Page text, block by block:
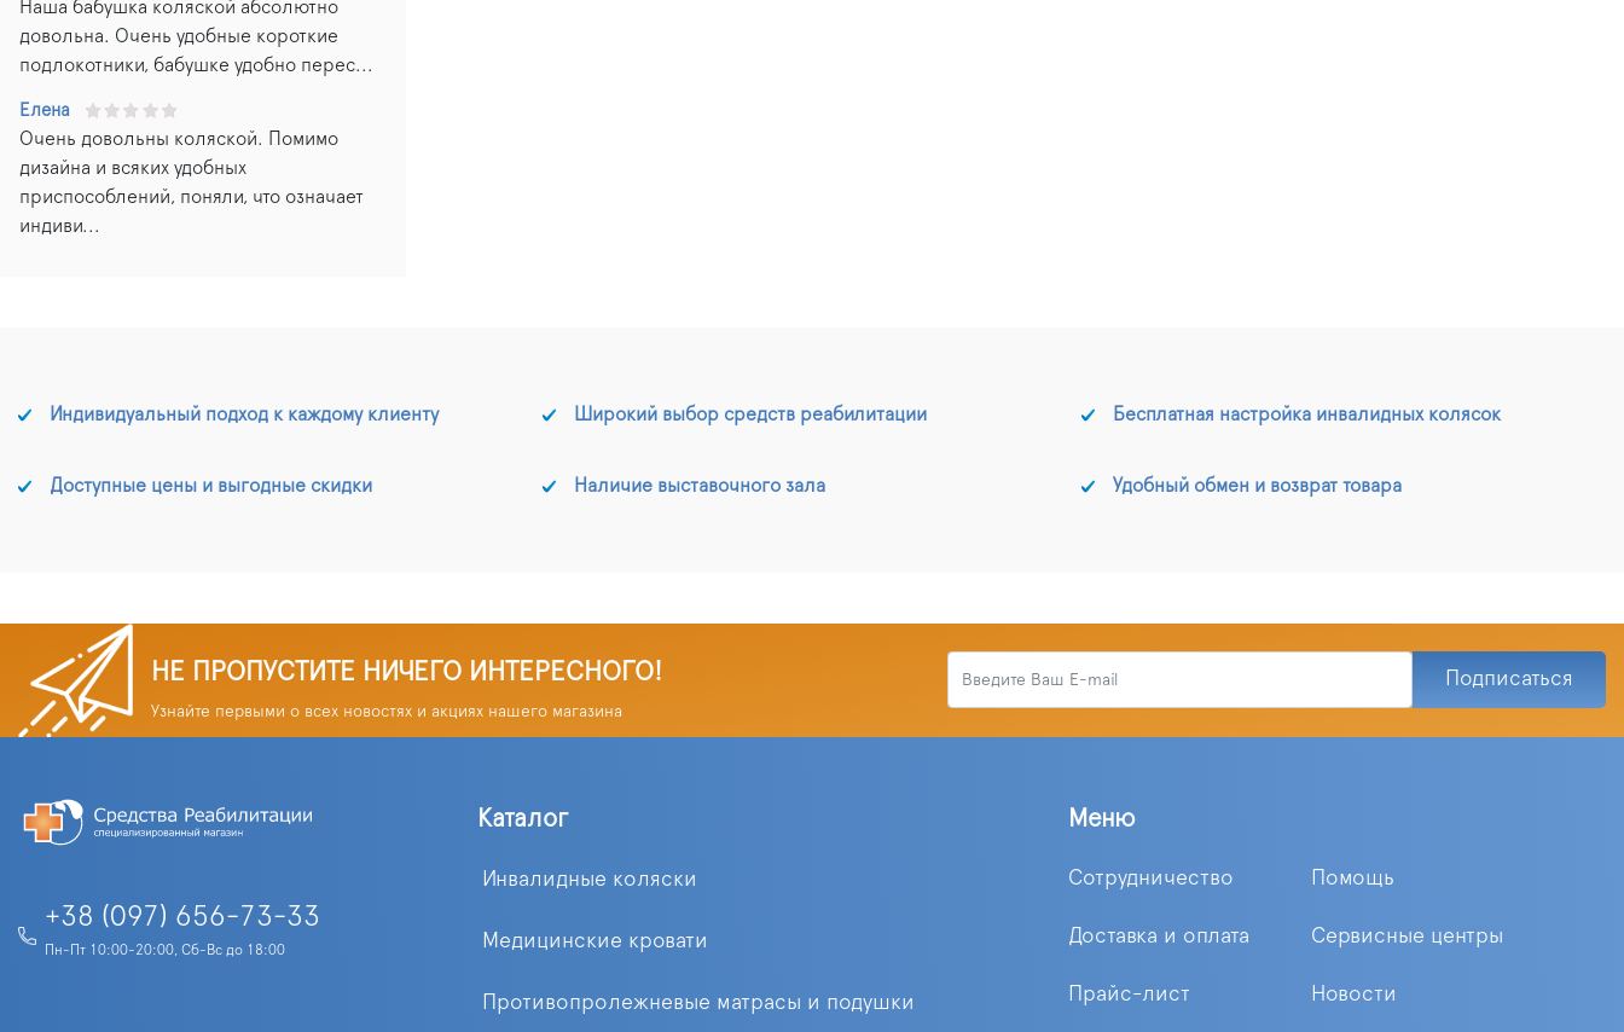
Наша бабушка коляской абсолютно
довольна. Очень удобные короткие
подлокотники, бабушке удобно перес...
Елена
Очень довольны коляской. Помимо
дизайна и всяких удобных
приспособлений, поняли, что означает
индиви...
Индивидуальный подход к каждому клиенту Широкий выбор средств реабилитации
Доступные цены и выгодные скидки Наличие выставочного зала
Бесплатная настройка инвалидных колясок
Удобный обмен и возврат товара
НЕ ПРОПУСТИТЕ НИЧЕГО ИНТЕРЕСНОГО!
Узнайте первыми о всех новостях и акциях нашего магазина
Подписаться
+38 (097) 656-73-33
Пн-Пт 10:00-20:00, Сб-Вс до 18:00
Каталог
Инвалидные коляски
Медицинские кровати
Противопролежневые матрасы и подушки
Меню
Сотрудничество Помощь
Доставка и оплата Сервисные центры
Прайс-лист Новости